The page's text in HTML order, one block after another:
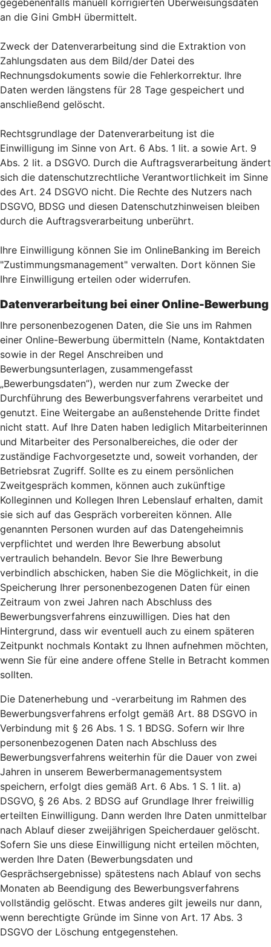
gegebenenfalls manuell korrigierten Überweisungsdaten
an die Gini GmbH übermittelt.
Zweck der Datenverarbeitung sind die Extraktion von
Zahlungsdaten aus dem Bild/der Datei des
Rechnungsdokuments sowie die Fehlerkorrektur. Ihre
Daten werden längstens für 28 Tage gespeichert und
anschließend gelöscht.
Rechtsgrundlage der Datenverarbeitung ist die
Einwilligung im Sinne von Art. 6 Abs. 1 lit. a sowie Art. 9
Abs. 2 lit. a DSGVO. Durch die Auftragsverarbeitung ändert
sich die datenschutzrechtliche Verantwortlichkeit im Sinne
des Art. 24 DSGVO nicht. Die Rechte des Nutzers nach
DSGVO, BDSG und diesen Datenschutzhinweisen bleiben
durch die Auftragsverarbeitung unberührt.
Ihre Einwilligung können Sie im OnlineBanking im Bereich
"Zustimmungsmanagement" verwalten. Dort können Sie
Ihre Einwilligung erteilen oder widerrufen.
Datenverarbeitung bei einer Online-Bewerbung
Ihre personenbezogenen Daten, die Sie uns im Rahmen
einer Online-Bewerbung übermitteln (Name, Kontaktdaten
sowie in der Regel Anschreiben und
Bewerbungsunterlagen, zusammengefasst
„Bewerbungsdaten”), werden nur zum Zwecke der
Durchführung des Bewerbungsverfahrens verarbeitet und
genutzt. Eine Weitergabe an außenstehende Dritte findet
nicht statt. Auf Ihre Daten haben lediglich Mitarbeiterinnen
und Mitarbeiter des Personalbereiches, die oder der
zuständige Fachvorgesetzte und, soweit vorhanden, der
Betriebsrat Zugriff. Sollte es zu einem persönlichen
Zweitgespräch kommen, können auch zukünftige
Kolleginnen und Kollegen Ihren Lebenslauf erhalten, damit
sie sich auf das Gespräch vorbereiten können. Alle
genannten Personen wurden auf das Datengeheimnis
verpflichtet und werden Ihre Bewerbung absolut
vertraulich behandeln. Bevor Sie Ihre Bewerbung
verbindlich abschicken, haben Sie die Möglichkeit, in die
Speicherung Ihrer personenbezogenen Daten für einen
Zeitraum von zwei Jahren nach Abschluss des
Bewerbungsverfahrens einzuwilligen. Dies hat den
Hintergrund, dass wir eventuell auch zu einem späteren
Zeitpunkt nochmals Kontakt zu Ihnen aufnehmen möchten,
wenn Sie für eine andere offene Stelle in Betracht kommen
sollten.
Die Datenerhebung und -verarbeitung im Rahmen des
Bewerbungsverfahrens erfolgt gemäß Art. 88 DSGVO in
Verbindung mit § 26 Abs. 1 S. 1 BDSG. Sofern wir Ihre
personenbezogenen Daten nach Abschluss des
Bewerbungsverfahrens weiterhin für die Dauer von zwei
Jahren in unserem Bewerbermanagementsystem
speichern, erfolgt dies gemäß Art. 6 Abs. 1 S. 1 lit. a)
DSGVO, § 26 Abs. 2 BDSG auf Grundlage Ihrer freiwillig
erteilten Einwilligung. Dann werden Ihre Daten unmittelbar
nach Ablauf dieser zweijährigen Speicherdauer gelöscht.
Sofern Sie uns diese Einwilligung nicht erteilen möchten,
werden Ihre Daten (Bewerbungsdaten und
Gesprächsergebnisse) spätestens nach Ablauf von sechs
Monaten ab Beendigung des Bewerbungsverfahrens
vollständig gelöscht. Etwas anderes gilt jeweils nur dann,
wenn berechtigte Gründe im Sinne von Art. 17 Abs. 3
DSGVO der Löschung entgegenstehen.